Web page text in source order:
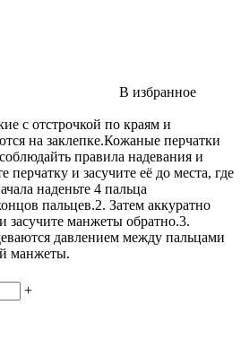
В избранное
с отстрочкой по краям и
на заклепке.Кожаные перчатки
правила надевания и
перчатку и засучите её до места, где
наденьте 4 пальца
пальцев.2. Затем аккуратно
засучите манжеты обратно.3.
давлением между пальцами
манжеты.
+